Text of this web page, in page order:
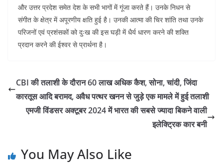
और उत्तर प्रदेश समेत देश के सभी भागों में गूंजा करते हैं। उनके निधन से
संगीत के क्षेत्र में अपूरणीय क्षति हुई है। उनकी आत्मा की चिर शांति तथा उनके
परिजनों एवं प्रशंसकों को दुःख की इस घड़ी में धैर्य धारण करने की शक्ति
प्रदान करने की ईश्वर से प्रार्थना है।
CBI की तलाशी के दौरान 60 लाख अधिक कैश, सोना, चांदी, जिंदा
कारतूस आदि बरामद, अवैध पत्थर खनन से जुड़े एक मामले में हुई तलाशी
एमजी विंडसर अक्टूबर 2024 में भारत की सबसे ज्यादा बिकने वाली
इलेक्ट्रिक कार बनी
You May Also Like